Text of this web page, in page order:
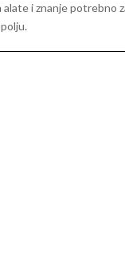
i znanje potrebno